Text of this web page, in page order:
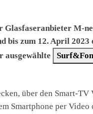
M-
bis zum 12. April 2023
ausgewählte
über den Smart-TV
Smartphone per Video